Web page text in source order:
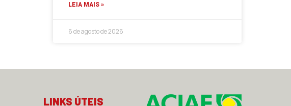
LEIA MAIS »
6 de agosto de 2026
LINKS ÚTEIS